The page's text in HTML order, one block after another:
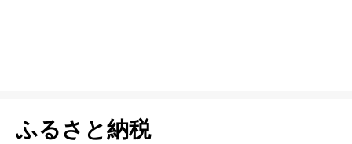
ふるさと納税